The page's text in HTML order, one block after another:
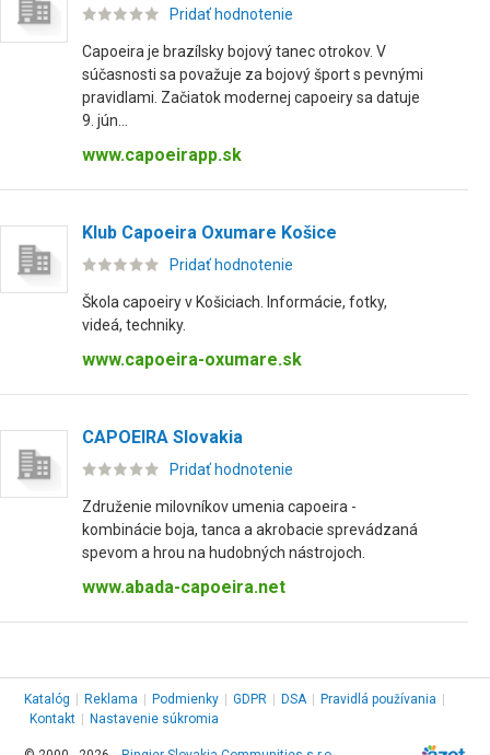
Pridať hodnotenie
Capoeira je brazílsky bojový tanec otrokov. V
súčasnosti sa považuje za bojový šport s pevnými
pravidlami. Začiatok modernej capoeiry sa datuje
9. jún...
www.capoeirapp.sk
Klub Capoeira Oxumare Košice
Pridať hodnotenie
Škola capoeiry v Košiciach. Informácie, fotky,
videá, techniky.
www.capoeira-oxumare.sk
CAPOEIRA Slovakia
Pridať hodnotenie
Združenie milovníkov umenia capoeira -
kombinácie boja, tanca a akrobacie sprevádzaná
spevom a hrou na hudobných nástrojoch.
www.abada-capoeira.net
Katalóg Reklama Podmienky GDPR DSA Pravidlá používania
Kontakt
Nastavenie súkromia